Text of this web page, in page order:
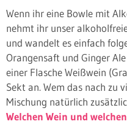
Wenn ihr eine Bowle mit
nehmt ihr unser
und wandelt es einfach
Orangensaft und Ginger
einer Flasche Weißwein
Sekt an. Wem das nach zu
Mischung natürlich
Welchen Wein und